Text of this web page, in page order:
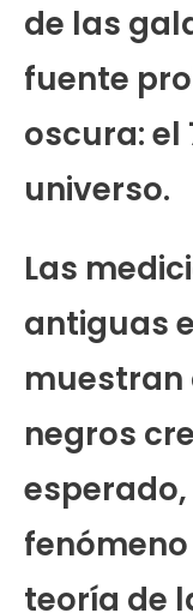
de las
fuente
oscura: el
universo.
Las
antiguas
muestran
negros
teoría de